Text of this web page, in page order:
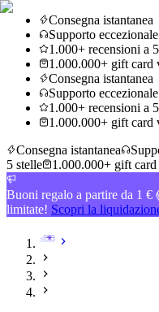
Consegna istantanea
Supporto eccezionale
1.000+ recensioni a
1.000.000+ gift card
Consegna istantanea
Supporto eccezionale
1.000+ recensioni a
1.000.000+ gift card
Consegna istantanea
5 stelle
1.000.000+ gift card
Buoni regalo a partire da 1
limitate! Scopri la